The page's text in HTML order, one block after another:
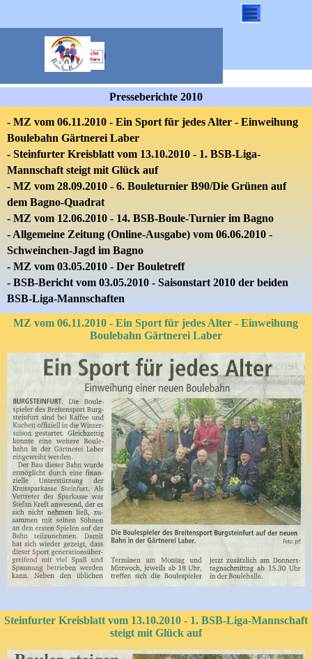
Presseberichte 2010
- MZ vom 06.11.2010 - Ein Sport für jedes Alter - Einweihung
Boulebahn Gärtnerei Laber
- Steinfurter Kreisblatt vom 13.10.2010 - 1. BSB-Liga-
Mannschaft steigt mit Glück auf
- MZ vom 28.09.2010 - 6. Bouleturnier B90/Die Grünen auf
dem Bagno-Quadrat
- MZ vom 12.06.2010 - 14. BSB-Boule-Turnier im Bagno
- Allgemeine Zeitung (Online-Ausgabe) vom 06.06.2010 -
Schweinchen-Jagd im Bagno
- MZ vom 03.05.2010 - Der Bouletreff
- BSB-Bericht vom 03.05.2010 - Saisonstart 2010 der beiden
BSB-Liga-Mannschaften
MZ vom 06.11.2010 - Ein Sport für jedes Alter - Einweihung
Boulebahn Gärtnerei Laber
Steinfurter Kreisblatt vom 13.10.2010 - 1. BSB-Liga-Mannschaft
steigt mit Glück auf